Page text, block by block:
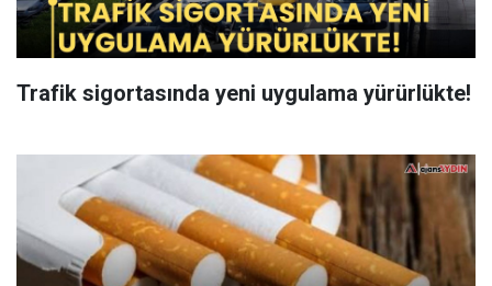
Trafik sigortasında yeni uygulama yürürlükte!